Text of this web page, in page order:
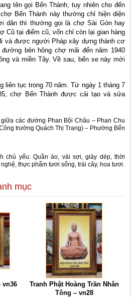
tên gọi Bến Thành; tuy nhiên cho đến
Bến Thành này thường chỉ hiện diện
dân thì thường gọi là chợ Sài Gòn hay
Cũ tại điểm cũ, vốn chỉ còn lại gian hàng
và được người Pháp xây dựng thành cơ
bên hông chợ mãi đến năm 1940
và miền Tây. Về sau, bến xe này mới
liên tục trong 70 năm. Từ ngày 1 tháng 7
chợ Bến Thành được cải tạo và sửa
các đường Phan Bội Châu – Phan Chu
trường Quách Thị Trang) – Phường Bến
chủ yếu: Quần áo, vải sợi, giày dép, thời
thực phẩm tươi sống, trái cây, hoa tươi.
mục
vn36
Tranh Phật Hoàng Trần Nhân
Tông – vn28